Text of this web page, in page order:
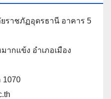
ราชภัฏอุดรธานี อาคาร 5
ากแข้ง อำเภอเมือง
1070